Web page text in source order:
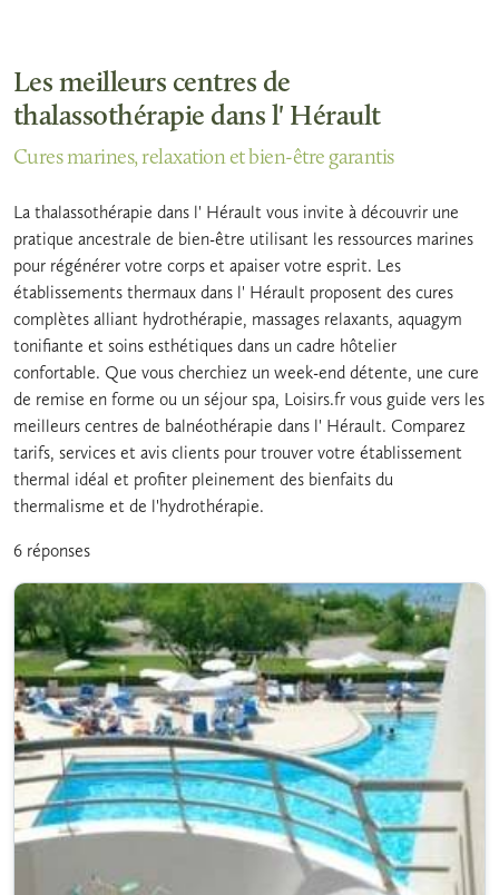
Les meilleurs centres de
thalassothérapie dans l' Hérault
Cures marines, relaxation et bien-être garantis
La thalassothérapie dans l' Hérault vous invite à découvrir une
pratique ancestrale de bien-être utilisant les ressources marines
pour régénérer votre corps et apaiser votre esprit. Les
établissements thermaux dans l' Hérault proposent des cures
complètes alliant hydrothérapie, massages relaxants, aquagym
tonifiante et soins esthétiques dans un cadre hôtelier
confortable. Que vous cherchiez un week-end détente, une cure
de remise en forme ou un séjour spa, Loisirs.fr vous guide vers les
meilleurs centres de balnéothérapie dans l' Hérault. Comparez
tarifs, services et avis clients pour trouver votre établissement
thermal idéal et profiter pleinement des bienfaits du
thermalisme et de l'hydrothérapie.
6 réponses